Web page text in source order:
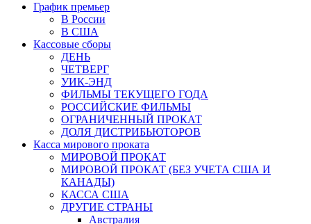
График премьер
В России
В США
Кассовые сборы
ДЕНЬ
ЧЕТВЕРГ
УИК-ЭНД
ФИЛЬМЫ ТЕКУЩЕГО ГОДА
РОССИЙСКИЕ ФИЛЬМЫ
ОГРАНИЧЕННЫЙ ПРОКАТ
ДОЛЯ ДИСТРИБЬЮТОРОВ
Касса мирового проката
МИРОВОЙ ПРОКАТ
МИРОВОЙ ПРОКАТ (БЕЗ УЧЕТА США И
КАНАДЫ)
КАССА США
ДРУГИЕ СТРАНЫ
Австралия